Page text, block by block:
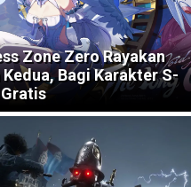
Zone Zero Rayakan
Bagi Karakter S-